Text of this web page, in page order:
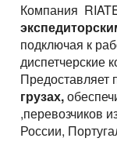
Компания
подключая к
диспетчерские
Предоставляет
грузах,
,перевозчиков
России,